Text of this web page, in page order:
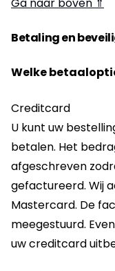
Betaling en
Welke
Creditcard
U kunt uw
betalen. Het
afgeschreven
gefactureerd. Wij
Mastercard. De
meegestuurd.
uw creditcard